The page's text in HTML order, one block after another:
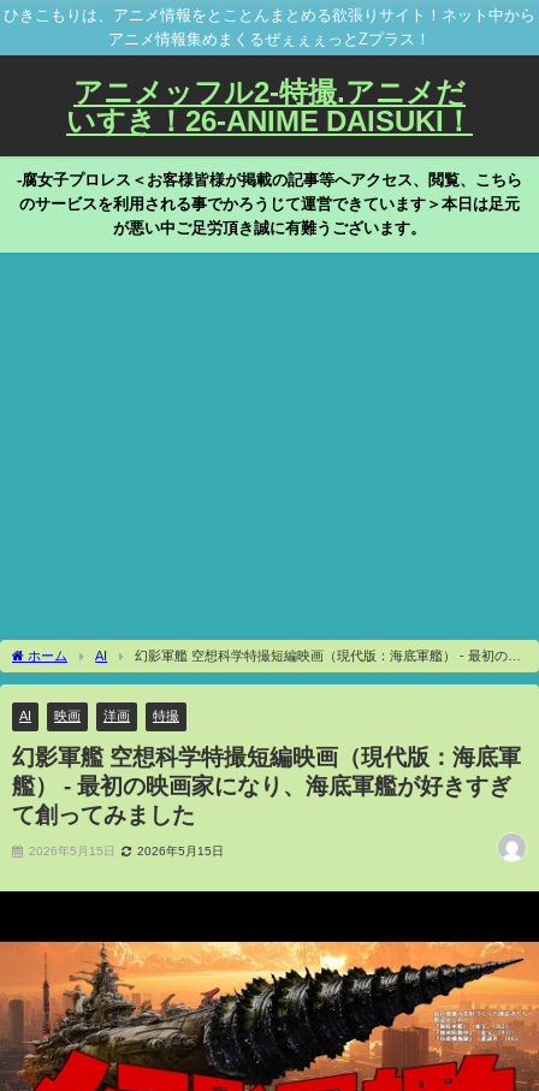
ひきこもりは、アニメ情報をとことんまとめる欲張りサイト！ネット中から
アニメ情報集めまくるぜぇぇぇっとZプラス！
アニメッフル2-特撮.アニメだ
いすき！26-ANIME DAISUKI！
-腐女子プロレス＜お客様皆様が掲載の記事等へアクセス、閲覧、こちら
のサービスを利用される事でかろうじて運営できています＞本日は足元
が悪い中ご足労頂き誠に有難うございます。
ホーム AI
幻影軍艦 空想科学特撮短編映画（現代版：海底軍艦） - 最初の映
画家になり、海底軍艦が好きすぎて創ってみました
AI 映画 洋画 特撮
幻影軍艦 空想科学特撮短編映画（現代版：海底軍
艦） - 最初の映画家になり、海底軍艦が好きすぎ
て創ってみました
2026年5月15日 2026年5月15日